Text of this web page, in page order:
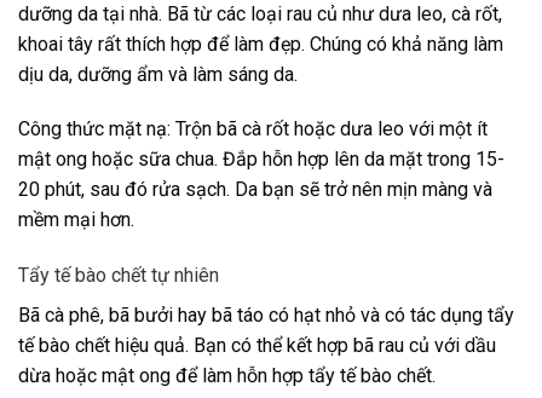
dưỡng da tại nhà. Bã từ các loại rau củ như dưa leo, cà rốt,
khoai tây rất thích hợp để làm đẹp. Chúng có khả năng làm
dịu da, dưỡng ẩm và làm sáng da.
Công thức mặt nạ: Trộn bã cà rốt hoặc dưa leo với một ít
mật ong hoặc sữa chua. Đắp hỗn hợp lên da mặt trong 15-
20 phút, sau đó rửa sạch. Da bạn sẽ trở nên mịn màng và
mềm mại hơn.
Tẩy tế bào chết tự nhiên
Bã cà phê, bã bưởi hay bã táo có hạt nhỏ và có tác dụng tẩy
tế bào chết hiệu quả. Bạn có thể kết hợp bã rau củ với dầu
dừa hoặc mật ong để làm hỗn hợp tẩy tế bào chết.